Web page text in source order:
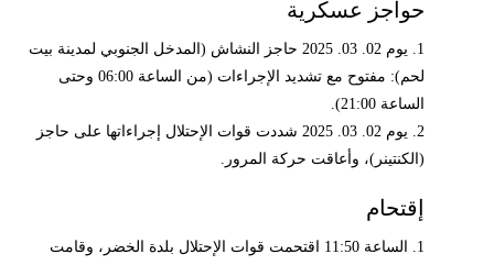
حواجز عسكرية
1. يوم 02. 03. 2025 حاجز النشاش (المدخل الجنوبي لمدينة بيت
لحم): مفتوح مع تشديد الإجراءات (من الساعة 06:00 وحتى
الساعة 21:00).
2. يوم 02. 03. 2025 شددت قوات الإحتلال إجراءاتها على حاجز
(الكنتينر)، وأعاقت حركة المرور.
إقتحام
1. الساعة 11:50 اقتحمت قوات الإحتلال بلدة الخضر، وقامت